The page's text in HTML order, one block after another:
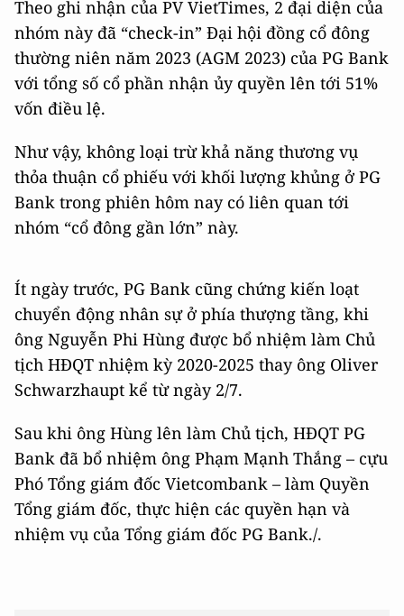
Theo ghi nhận của PV VietTimes, 2 đại diện của
nhóm này đã “check-in” Đại hội đồng cổ đông
thường niên năm 2023 (AGM 2023) của PG Bank
với tổng số cổ phần nhận ủy quyền lên tới 51%
vốn điều lệ.
Như vậy, không loại trừ khả năng thương vụ
thỏa thuận cổ phiếu với khối lượng khủng ở PG
Bank trong phiên hôm nay có liên quan tới
nhóm “cổ đông gần lớn” này.
Ít ngày trước, PG Bank cũng chứng kiến loạt
chuyển động nhân sự ở phía thượng tầng, khi
ông Nguyễn Phi Hùng được bổ nhiệm làm Chủ
tịch HĐQT nhiệm kỳ 2020-2025 thay ông Oliver
Schwarzhaupt kể từ ngày 2/7.
Sau khi ông Hùng lên làm Chủ tịch, HĐQT PG
Bank đã bổ nhiệm ông Phạm Mạnh Thắng – cựu
Phó Tổng giám đốc Vietcombank – làm Quyền
Tổng giám đốc, thực hiện các quyền hạn và
nhiệm vụ của Tổng giám đốc PG Bank./.